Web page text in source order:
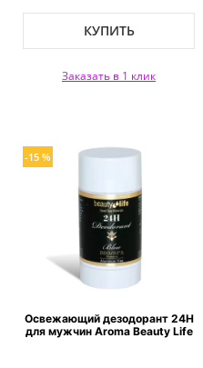
КУПИТЬ
Заказать в 1 клик
-15 %
Освежающий дезодорант 24Н
для мужчин Aroma Beauty Life